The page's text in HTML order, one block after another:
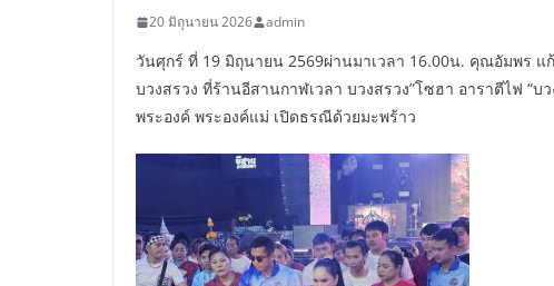
20 มิถุนายน 2026 admin
วันศุกร์ ที่ 19 มิถุนายน 2569ผ่านมาเวลา 16.00น. คุณอัมพร แ
บวงสรวง ที่ร้านอีสานกาฬเวลา บวงสรวง”โซฮา อาราตีไฟ “
พระองค์ พระองค์แม่ เปิดธรณีด้วยมะพร้าว